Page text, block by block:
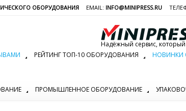
ОБОРУДОВАНИЯ EMAIL: INFO@MINIPRESS.RU
Надёжный сервис,
РЕЙТИНГ ТОП-10 ОБОРУДОВАНИЯ НОВИНКИ
ПРОМЫШЛЕННОЕ ОБОРУДОВАНИЕ